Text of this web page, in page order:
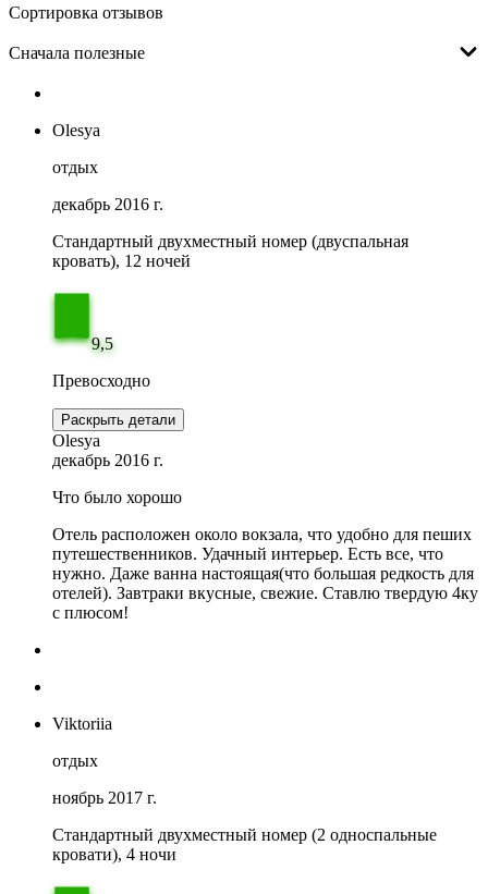
Сортировка отзывов
Сначала полезные
Olesya
отдых
декабрь 2016 г.
Стандартный двухместный номер (двуспальная
кровать), 12 ночей
9,5
Превосходно
Раскрыть детали
Olesya
декабрь 2016 г.
Что было хорошо
Отель расположен около вокзала, что удобно для пеших
путешественников. Удачный интерьер. Есть все, что
нужно. Даже ванна настоящая(что большая редкость для
отелей). Завтраки вкусные, свежие. Ставлю твердую 4ку
с плюсом!
Viktoriia
отдых
ноябрь 2017 г.
Стандартный двухместный номер (2 односпальные
кровати), 4 ночи